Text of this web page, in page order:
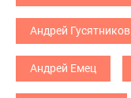
Андрей Гусятников
Андрей Емец